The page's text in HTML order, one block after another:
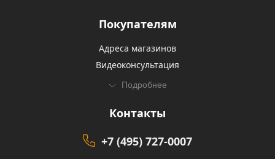
Покупателям
Адреса магазинов
Видеоконсультация
Подробнее
Контакты
+7 (495) 727-0007